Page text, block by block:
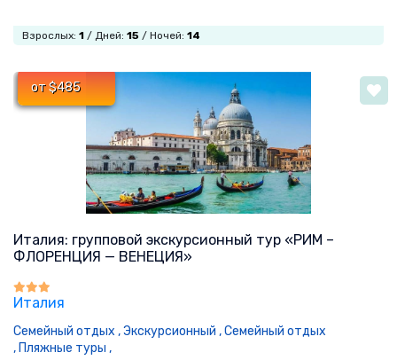
Взрослых: 1 / Дней: 15 / Ночей: 14
от $485
Италия: групповой экскурсионный тур «РИМ –
ФЛОРЕНЦИЯ — ВЕНЕЦИЯ»
Италия
Семейный отдых ,Экскурсионный ,Семейный отдых
, Пляжные туры ,